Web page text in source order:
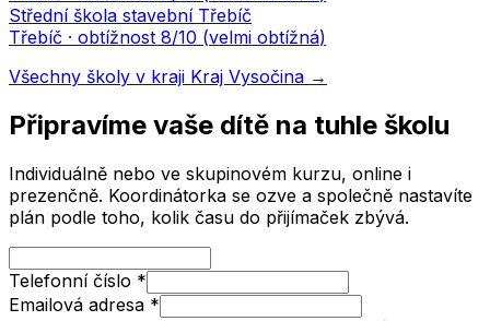
Střední škola stavební Třebíč
Třebíč · obtížnost 8/10 (velmi obtížná)
Všechny školy v kraji Kraj Vysočina →
Připravíme vaše dítě na tuhle školu
Individuálně nebo ve skupinovém kurzu, online i
prezenčně. Koordinátorka se ozve a společně nastavíte
plán podle toho, kolik času do přijímaček zbývá.
Telefonní číslo *
Emailová adresa *